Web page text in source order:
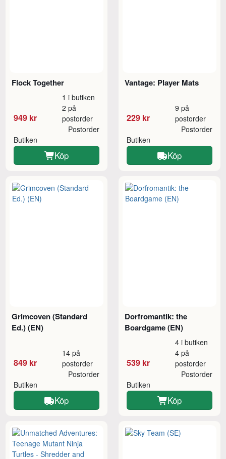
Flock Together
949 kr
1 i butiken
2 på
postorder
Butiken
Postorder
Köp
Vantage: Player Mats
229 kr
9 på
postorder
Butiken
Postorder
Köp
Grimcoven (Standard
Ed.) (EN)
849 kr
14 på
postorder
Butiken
Postorder
Köp
Dorfromantik: the
Boardgame (EN)
539 kr
4 i butiken
4 på
postorder
Butiken
Postorder
Köp